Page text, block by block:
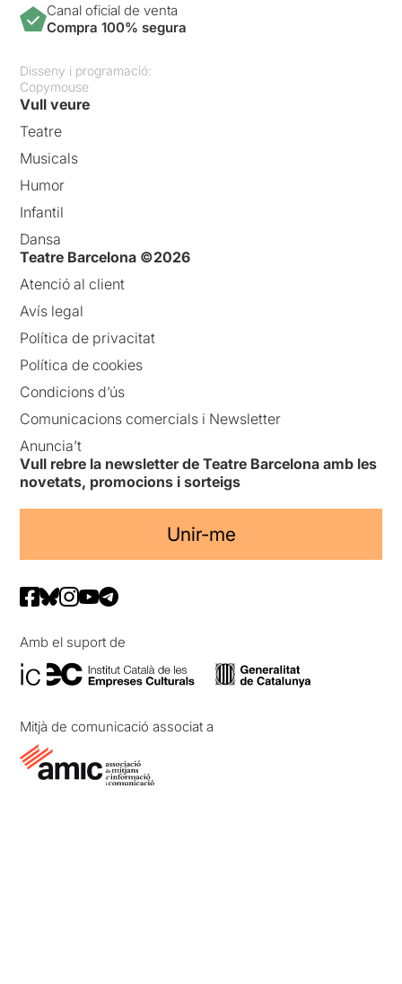
Canal oficial de venta
Compra 100% segura
Disseny i programació:
Copymouse
Vull veure
Teatre
Musicals
Humor
Infantil
Dansa
Teatre Barcelona ©2026
Atenció al client
Avís legal
Política de privacitat
Política de cookies
Condicions d’ús
Comunicacions comercials i Newsletter
Anuncia’t
Vull rebre la newsletter de Teatre Barcelona amb les
novetats, promocions i sorteigs
Unir-me
Amb el suport de
Mitjà de comunicació associat a